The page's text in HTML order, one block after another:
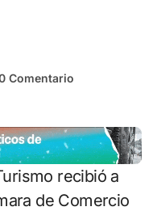
Comentario
de Comercio